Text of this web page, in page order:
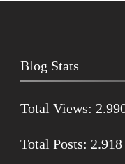
Blog Stats
Total Views:
Total Posts: 2.918